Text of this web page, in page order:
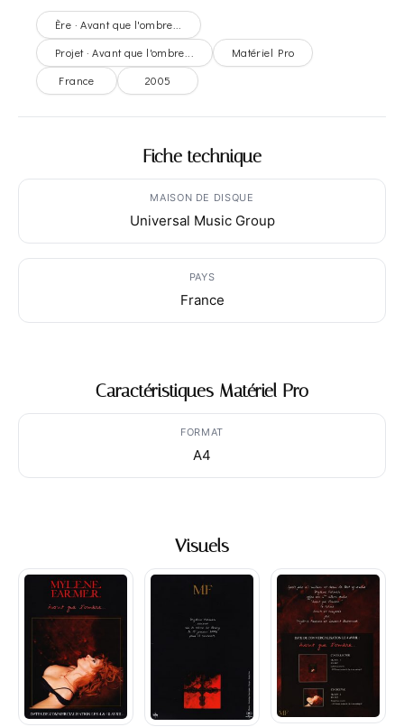
Ère · Avant que l'ombre...
Projet · Avant que l'ombre...
Matériel Pro
France
2005
Fiche technique
MAISON DE DISQUE
Universal Music Group
PAYS
France
Caractéristiques Matériel Pro
FORMAT
A4
Visuels